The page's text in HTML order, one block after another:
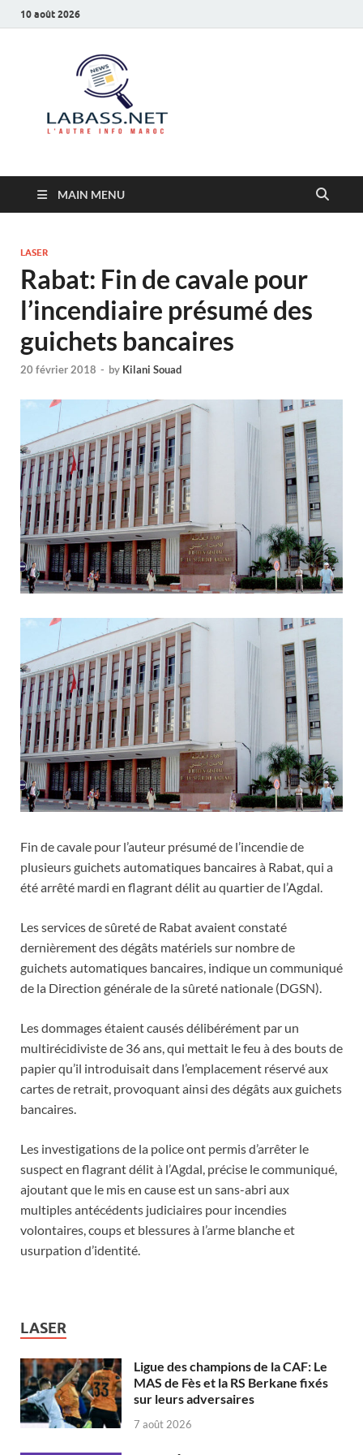
10 août 2026
MAIN MENU
LASER
Rabat: Fin de cavale pour
l’incendiaire présumé des
guichets bancaires
20 février 2018 - by Kilani Souad
Fin de cavale pour l’auteur présumé de l’incendie de
plusieurs guichets automatiques bancaires à Rabat, qui a
été arrêté mardi en flagrant délit au quartier de l’Agdal.
Les services de sûreté de Rabat avaient constaté
dernièrement des dégâts matériels sur nombre de
guichets automatiques bancaires, indique un communiqué
de la Direction générale de la sûreté nationale (DGSN).
Les dommages étaient causés délibérément par un
multirécidiviste de 36 ans, qui mettait le feu à des bouts de
papier qu’il introduisait dans l’emplacement réservé aux
cartes de retrait, provoquant ainsi des dégâts aux guichets
bancaires.
Les investigations de la police ont permis d’arrêter le
suspect en flagrant délit à l’Agdal, précise le communiqué,
ajoutant que le mis en cause est un sans-abri aux
multiples antécédents judiciaires pour incendies
volontaires, coups et blessures à l’arme blanche et
usurpation d’identité.
LASER
Ligue des champions de la CAF: Le
MAS de Fès et la RS Berkane fixés
sur leurs adversaires
7 août 2026